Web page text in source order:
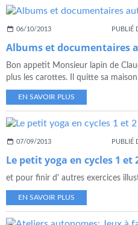
06/10/2013 PUBLIÉ
Albums et documentaires
Bon appetit Monsieur lapin de
plus les carottes. Il quitte sa
EN SAVOIR PLUS
07/09/2013 PUBLIÉ
Le petit yoga en cycles 1 et
et pour finir d' autres exercices
EN SAVOIR PLUS